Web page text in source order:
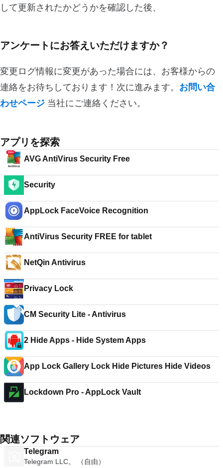
して更新されたかどうかを確認した後、
アンケートにお答えいただけますか？
変更ログ情報に変更があった場合には、お客様からの
連絡をお待ちしております！次に進みます。 お問い合
わせページ 当社にご連絡ください。
アプリを探索
AVG AntiVirus Security Free
Security
AppLock FaceVoice Recognition
AntiVirus Security FREE for tablet
NetQin Antivirus
Privacy Lock
CM Security Lite - Antivirus
2 Hide Apps - Hide System Apps
App Lock Gallery Lock Hide Pictures Hide Videos
Lockdown Pro - AppLock Vault
関連ソフトウェア
Telegram
Telegram LLC。 （自由）